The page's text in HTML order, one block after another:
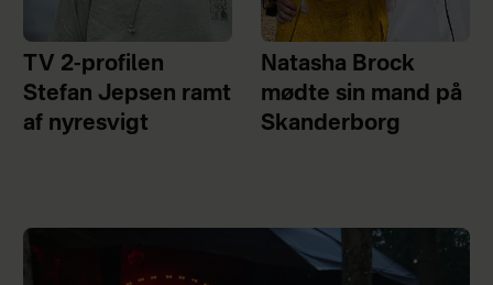
TV 2-profilen
Stefan Jepsen ramt
af nyresvigt
Natasha Brock
mødte sin mand på
Skanderborg